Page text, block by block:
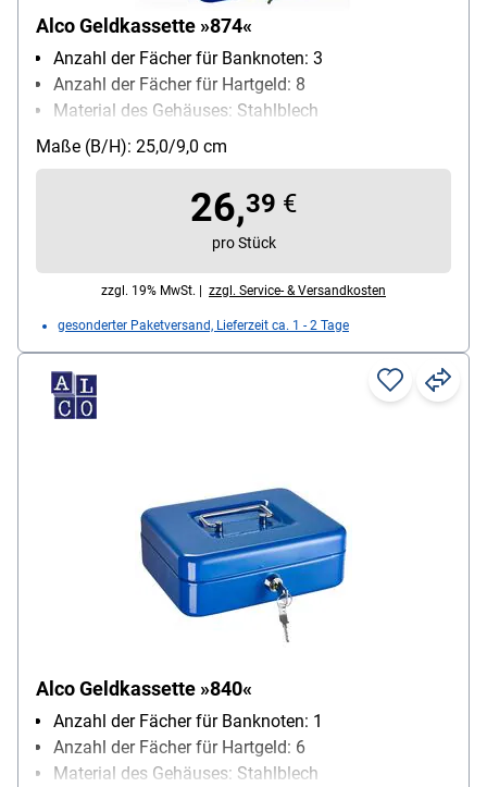
Alco Geldkassette »874«
Anzahl der Fächer für Banknoten: 3
Anzahl der Fächer für Hartgeld: 8
Material des Gehäuses: Stahlblech
Schließungsart: Zylinderschloss
Maße (B/H): 25,0/9,0 cm
26,39 €
pro Stück
zzgl. 19% MwSt. | zzgl. Service- & Versandkosten
gesonderter Paketversand, Lieferzeit ca. 1 - 2 Tage
Alco Geldkassette »840«
Anzahl der Fächer für Banknoten: 1
Anzahl der Fächer für Hartgeld: 6
Material des Gehäuses: Stahlblech